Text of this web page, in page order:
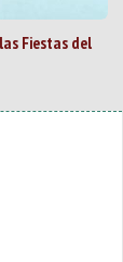
Fiestas del